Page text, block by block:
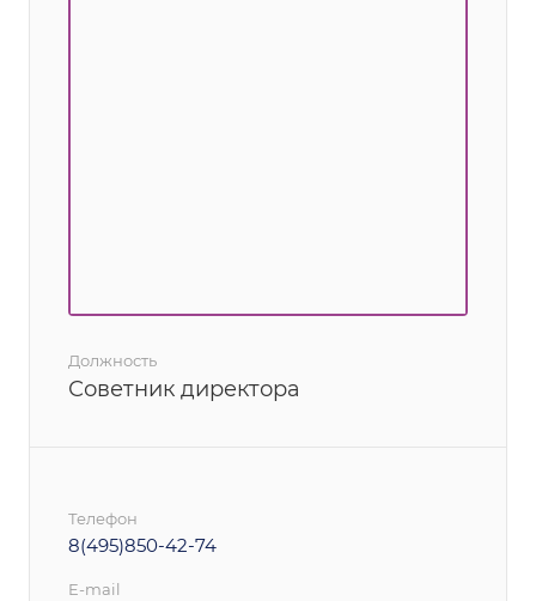
Должность
Советник директора
Телефон
8(495)850-42-74
E-mail